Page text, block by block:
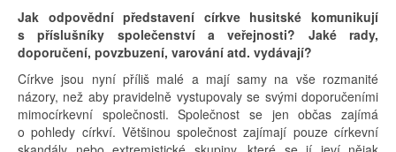
Jak odpovědní představení církve husitské komunikují
s příslušníky společenství a veřejnosti? Jaké rady,
doporučení, povzbuzení, varování atd. vydávají?
Církve jsou nyní příliš malé a mají samy na vše rozmanité
názory, než aby pravidelně vystupovaly se svými doporučeními
mimocírkevní společnosti. Společnost se jen občas zajímá
o pohledy církví. Většinou společnost zajímají pouze církevní